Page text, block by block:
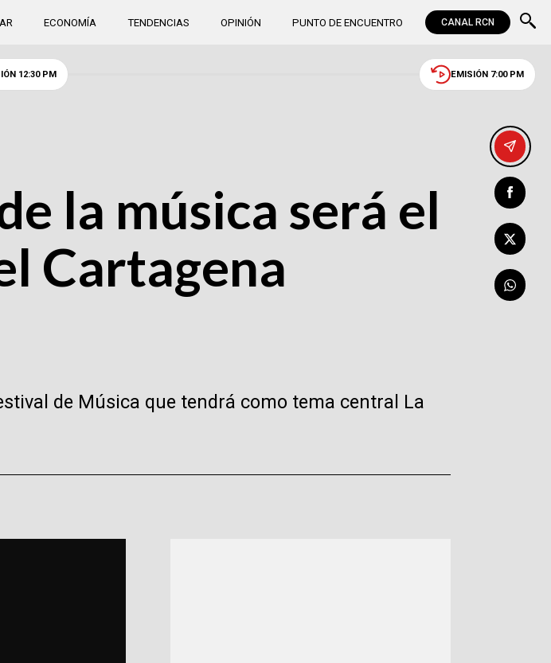
ECONOMÍA TENDENCIAS OPINIÓN PUNTO DE ENCUENTRO CANAL RCN
12:30 PM EMISIÓN 7:00 PM
la música será el
Cartagena
de Música que tendrá como tema central La